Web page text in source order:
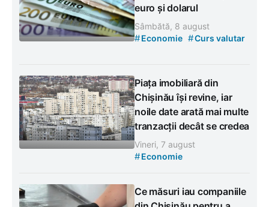
euro și dolarul
Sâmbătă, 8 august
#Economie #Curs valutar
Piața imobiliară din
Chișinău își revine, iar
noile date arată mai multe
tranzacții decât se credea
Vineri, 7 august
#Economie
Ce măsuri iau companiile